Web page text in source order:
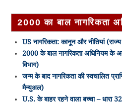
2000 का बाल नागरिकता
US नागरिकता: कानून और नीतियां (राज्य
2000 के बाल नागरिकता अधिनियम के
विभाग)
जन्म के बाद नागरिकता की स्वचालित
मैन्युअल)
U.S. के बाहर रहने वाला बच्चा – धारा